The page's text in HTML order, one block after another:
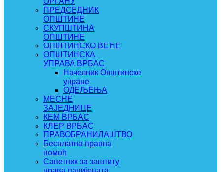
ПРЕДСЕДНИК
ОПШТИНЕ
СКУПШТИНА
ОПШТИНЕ
ОПШТИНСКО ВЕЋЕ
ОПШТИНСКА
УПРАВА ВРБАС
Начелник Општинске
управе
ОДЕЉЕЊА
МЕСНЕ
ЗАЈЕДНИЦЕ
КЕМ ВРБАС
КЛЕР ВРБАС
ПРАВОБРАНИЛАШТВО
Бесплатна правна
помоћ
Саветник за заштиту
права пацијената